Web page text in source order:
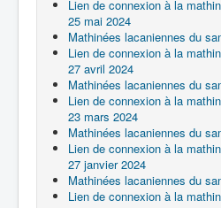
Lien de connexion à la
25 mai 2024
Mathinées lacaniennes du
Lien de connexion à la
27 avril 2024
Mathinées lacaniennes du
Lien de connexion à la
23 mars 2024
Mathinées lacaniennes du
Lien de connexion à la
27 janvier 2024
Mathinées lacaniennes du
Lien de connexion à la